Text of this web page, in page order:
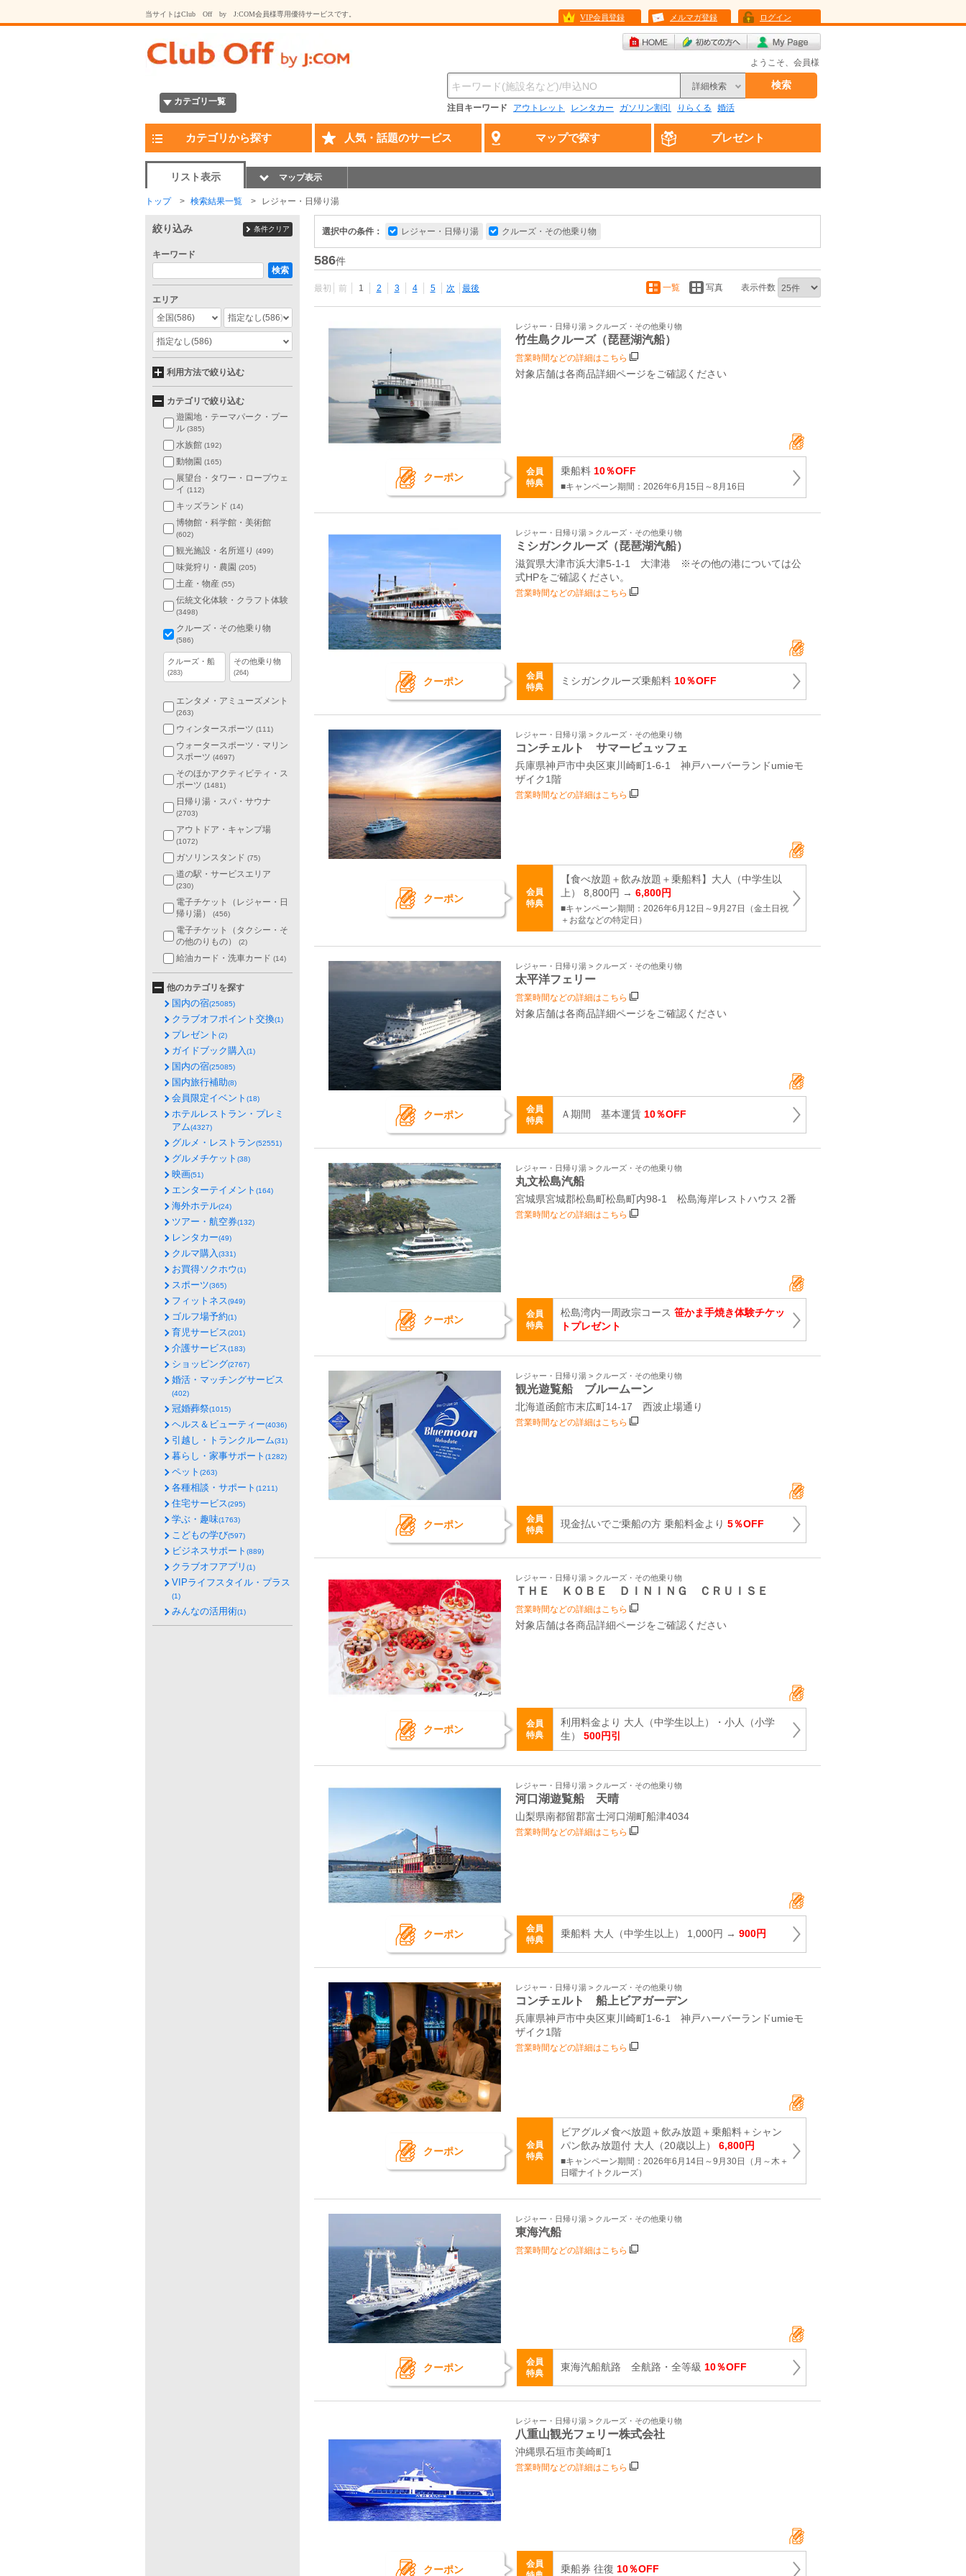
当サイトはClub Off by J:COM会員様専用優待サービスです。 VIP会員登録 メルマガ登録 ログイン
ようこそ、会員様
カテゴリ一覧
詳細検索 検索
注目キーワード アウトレット レンタカー ガソリン割引 りらくる 婚活
カテゴリから探す 人気・話題のサービス マップで探す プレゼント
リスト表示 マップ表示
トップ 検索結果一覧 レジャー・日帰り湯
選択中の条件： レジャー・日帰り湯 クルーズ・その他乗り物
586件
最初 前 1 2 3 4 5 次 最後 一覧 写真 表示件数
レジャー・日帰り湯 > クルーズ・その他乗り物
竹生島クルーズ（琵琶湖汽船）
営業時間などの詳細はこちら
対象店舗は各商品詳細ページをご確認ください
クーポン
会員
特典
乗船料 10％OFF
■キャンペーン期間：2026年6月15日～8月16日
レジャー・日帰り湯 > クルーズ・その他乗り物
ミシガンクルーズ（琵琶湖汽船）
滋賀県大津市浜大津5-1-1 大津港 ※その他の港については公
式HPをご確認ください。
営業時間などの詳細はこちら
クーポン
会員
特典
ミシガンクルーズ乗船料 10％OFF
レジャー・日帰り湯 > クルーズ・その他乗り物
コンチェルト サマービュッフェ
兵庫県神戸市中央区東川崎町1-6-1 神戸ハーバーランドumieモ
ザイク1階
営業時間などの詳細はこちら
クーポン
会員
特典
【食べ放題＋飲み放題＋乗船料】大人（中学生以
上） 8,800円 → 6,800円
■キャンペーン期間：2026年6月12日～9月27日（金土日祝
＋お盆などの特定日）
レジャー・日帰り湯 > クルーズ・その他乗り物
太平洋フェリー
営業時間などの詳細はこちら
対象店舗は各商品詳細ページをご確認ください
クーポン
会員
特典
Ａ期間 基本運賃 10％OFF
レジャー・日帰り湯 > クルーズ・その他乗り物
丸文松島汽船
宮城県宮城郡松島町松島町内98-1 松島海岸レストハウス 2番
営業時間などの詳細はこちら
クーポン
会員
特典
松島湾内一周政宗コース 笹かま手焼き体験チケッ
トプレゼント
レジャー・日帰り湯 > クルーズ・その他乗り物
観光遊覧船 ブルームーン
北海道函館市末広町14-17 西波止場通り
営業時間などの詳細はこちら
クーポン
会員
特典
現金払いでご乗船の方 乗船料金より 5％OFF
レジャー・日帰り湯 > クルーズ・その他乗り物
ＴＨＥ ＫＯＢＥ ＤＩＮＩＮＧ ＣＲＵＩＳＥ
営業時間などの詳細はこちら
対象店舗は各商品詳細ページをご確認ください
クーポン
会員
特典
利用料金より 大人（中学生以上）・小人（小学
生） 500円引
レジャー・日帰り湯 > クルーズ・その他乗り物
河口湖遊覧船 天晴
山梨県南都留郡富士河口湖町船津4034
営業時間などの詳細はこちら
クーポン
会員
特典
乗船料 大人（中学生以上） 1,000円 → 900円
レジャー・日帰り湯 > クルーズ・その他乗り物
コンチェルト 船上ビアガーデン
兵庫県神戸市中央区東川崎町1-6-1 神戸ハーバーランドumieモ
ザイク1階
営業時間などの詳細はこちら
クーポン
会員
特典
ビアグルメ食べ放題＋飲み放題＋乗船料＋シャン
パン飲み放題付 大人（20歳以上） 6,800円
■キャンペーン期間：2026年6月14日～9月30日（月～木＋
日曜ナイトクルーズ）
レジャー・日帰り湯 > クルーズ・その他乗り物
東海汽船
営業時間などの詳細はこちら
クーポン
会員
特典
東海汽船航路 全航路・全等級 10％OFF
レジャー・日帰り湯 > クルーズ・その他乗り物
八重山観光フェリー株式会社
沖縄県石垣市美崎町1
営業時間などの詳細はこちら
クーポン
会員
乗船券 往復 10％OFF
絞り込み 条件クリア
キーワード
検索
エリア
全国(586) 指定なし(586)
指定なし(586)
利用方法で絞り込む
カテゴリで絞り込む
遊園地・テーマパーク・プー
ル (385)
水族館 (192)
動物園 (165)
展望台・タワー・ロープウェ
イ (112)
キッズランド (14)
博物館・科学館・美術館
(602)
観光施設・名所巡り (499)
味覚狩り・農園 (205)
土産・物産 (55)
伝統文化体験・クラフト体験
(3498)
クルーズ・その他乗り物
(586)
クルーズ・船
(283)
その他乗り物
(264)
エンタメ・アミューズメント
(263)
ウィンタースポーツ (111)
ウォータースポーツ・マリン
スポーツ (4697)
そのほかアクティビティ・ス
ポーツ (1481)
日帰り湯・スパ・サウナ
(2703)
アウトドア・キャンプ場
(1072)
ガソリンスタンド (75)
道の駅・サービスエリア
(230)
電子チケット（レジャー・日
帰り湯）
(456)
電子チケット（タクシー・そ
の他のりもの）
(2)
給油カード・洗車カード (14)
他のカテゴリを探す
国内の宿(25085)
クラブオフポイント交換(1)
プレゼント (2)
ガイドブック購入(1)
国内の宿(25085)
国内旅行補助(8)
会員限定イベント (18)
ホテルレストラン・プレミ
アム(4327)
グルメ・レストラン(52551)
グルメチケット (38)
映画(51)
エンターテイメント (164)
海外ホテル(24)
ツアー・航空券(132)
レンタカー(49)
クルマ購入(331)
お買得ソクホウ(1)
スポーツ(365)
フィットネス(949)
ゴルフ場予約(1)
育児サービス(201)
介護サービス(183)
ショッピング(2767)
婚活・マッチングサービス
(402)
冠婚葬祭(1015)
ヘルス＆ビューティー(4036)
引越し・トランクルーム(31)
暮らし・家事サポート (1282)
ペット (263)
各種相談・サポート (1211)
住宅サービス(295)
学ぶ・趣味(1763)
こどもの学び(597)
ビジネスサポート (889)
クラブオフアプリ (1)
VIPライフスタイル・プラス
(1)
みんなの活用術(1)